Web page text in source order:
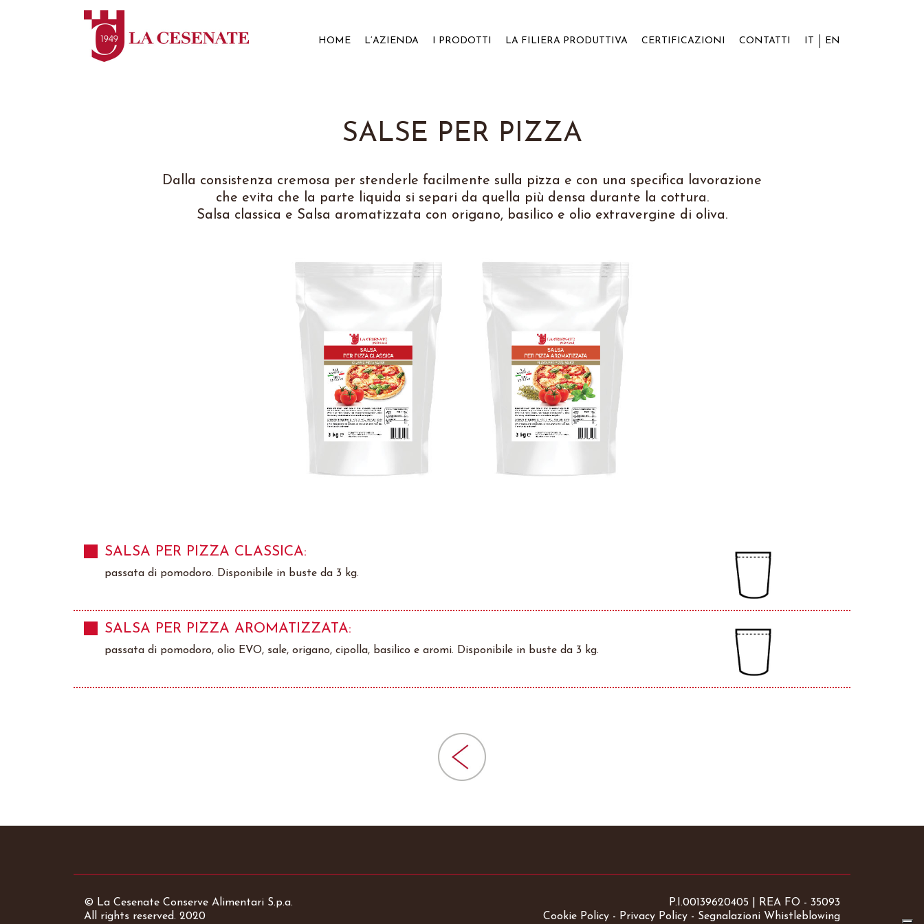
HOME L’AZIENDA I PRODOTTI LA FILIERA PRODUTTIVA CERTIFICAZIONI CONTATTI IT EN
SALSE PER PIZZA
Dalla consistenza cremosa per stenderle facilmente sulla pizza e con una specifica lavorazione
che evita che la parte liquida si separi da quella più densa durante la cottura.
Salsa classica e Salsa aromatizzata con origano, basilico e olio extravergine di oliva.
SALSA PER PIZZA CLASSICA:
passata di pomodoro. Disponibile in buste da 3 kg.
SALSA PER PIZZA AROMATIZZATA:
passata di pomodoro, olio EVO, sale, origano, cipolla, basilico e aromi. Disponibile in buste da 3 kg.
© La Cesenate Conserve Alimentari S.p.a.
All rights reserved. 2020
P.I.00139620405 | REA FO - 35093
Cookie Policy - Privacy Policy - Segnalazioni Whistleblowing